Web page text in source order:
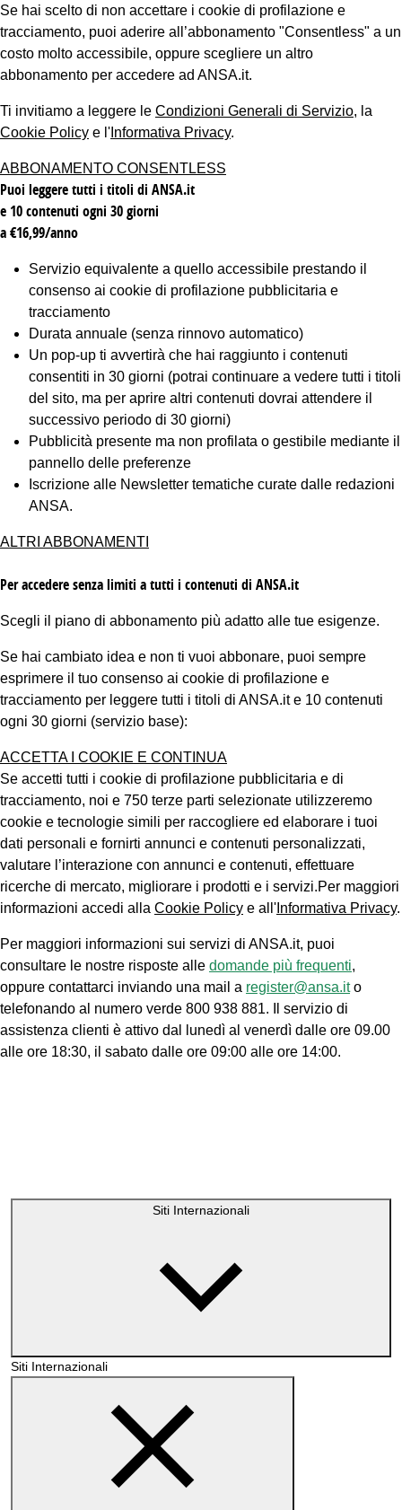
Se hai scelto di non accettare i cookie di profilazione e
tracciamento, puoi aderire all’abbonamento "Consentless" a un
costo molto accessibile, oppure scegliere un altro
abbonamento per accedere ad ANSA.it.
Ti invitiamo a leggere le Condizioni Generali di Servizio, la
Cookie Policy e l' Informativa Privacy.
ABBONAMENTO CONSENTLESS
Puoi leggere tutti i titoli di ANSA.it
e 10 contenuti ogni 30 giorni
a €16,99/anno
Servizio equivalente a quello accessibile prestando il
consenso ai cookie di profilazione pubblicitaria e
tracciamento
Durata annuale (senza rinnovo automatico)
Un pop-up ti avvertirà che hai raggiunto i contenuti
consentiti in 30 giorni (potrai continuare a vedere tutti i titoli
del sito, ma per aprire altri contenuti dovrai attendere il
successivo periodo di 30 giorni)
Pubblicità presente ma non profilata o gestibile mediante il
pannello delle preferenze
Iscrizione alle Newsletter tematiche curate dalle redazioni
ANSA.
ALTRI ABBONAMENTI
Per accedere senza limiti a tutti i contenuti di ANSA.it
Scegli il piano di abbonamento più adatto alle tue esigenze.
Se hai cambiato idea e non ti vuoi abbonare, puoi sempre
esprimere il tuo consenso ai cookie di profilazione e
tracciamento per leggere tutti i titoli di ANSA.it e 10 contenuti
ogni 30 giorni (servizio base):
ACCETTA I COOKIE E CONTINUA
Se accetti tutti i cookie di profilazione pubblicitaria e di
tracciamento, noi e 750 terze parti selezionate utilizzeremo
cookie e tecnologie simili per raccogliere ed elaborare i tuoi
dati personali e fornirti annunci e contenuti personalizzati,
valutare l’interazione con annunci e contenuti, effettuare
ricerche di mercato, migliorare i prodotti e i servizi.Per maggiori
informazioni accedi alla Cookie Policy e all' Informativa Privacy.
Per maggiori informazioni sui servizi di ANSA.it, puoi
consultare le nostre risposte alle domande più frequenti,
oppure contattarci inviando una mail a register@ansa.ito
telefonando al numero verde 800 938 881. Il servizio di
assistenza clienti è attivo dal lunedì al venerdì dalle ore 09.00
alle ore 18:30, il sabato dalle ore 09:00 alle ore 14:00.
Siti Internazionali
Siti Internazionali